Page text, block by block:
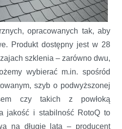
opracowanych tak, aby
Produkt dostępny jest w 28
szklenia – zarówno dwu,
wybierać m.in. spośród
szyb o podwyższonej
czy takich z powłoką
jakość i stabilność RotoQ to
na długie lata – producent